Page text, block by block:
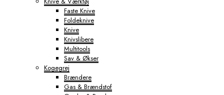
Faste Knive
Foldeknive
Knive
Knivslibere
Multitools
Sav & Økser
Kogegrej
Brændere
Gas & Brændstof